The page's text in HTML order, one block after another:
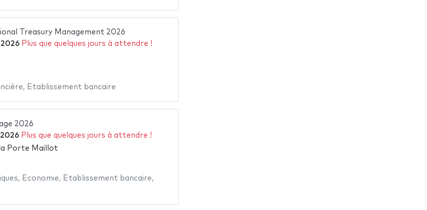
Treasury Management 2026
Plus que quelques jours à attendre !
, Etablissement bancaire
2026
Plus que quelques jours à attendre !
Porte Maillot
, Economie, Etablissement bancaire,